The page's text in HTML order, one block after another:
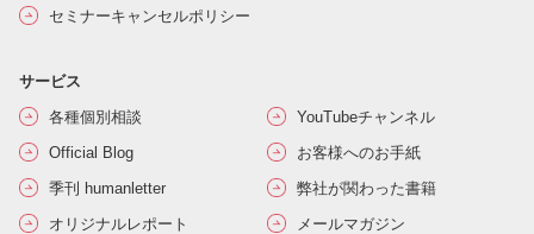
セミナーキャンセルポリシー
サービス
各種個別相談
YouTubeチャンネル
Official Blog
お客様へのお手紙
季刊 humanletter
弊社が関わった書籍
オリジナルレポート
メールマガジン